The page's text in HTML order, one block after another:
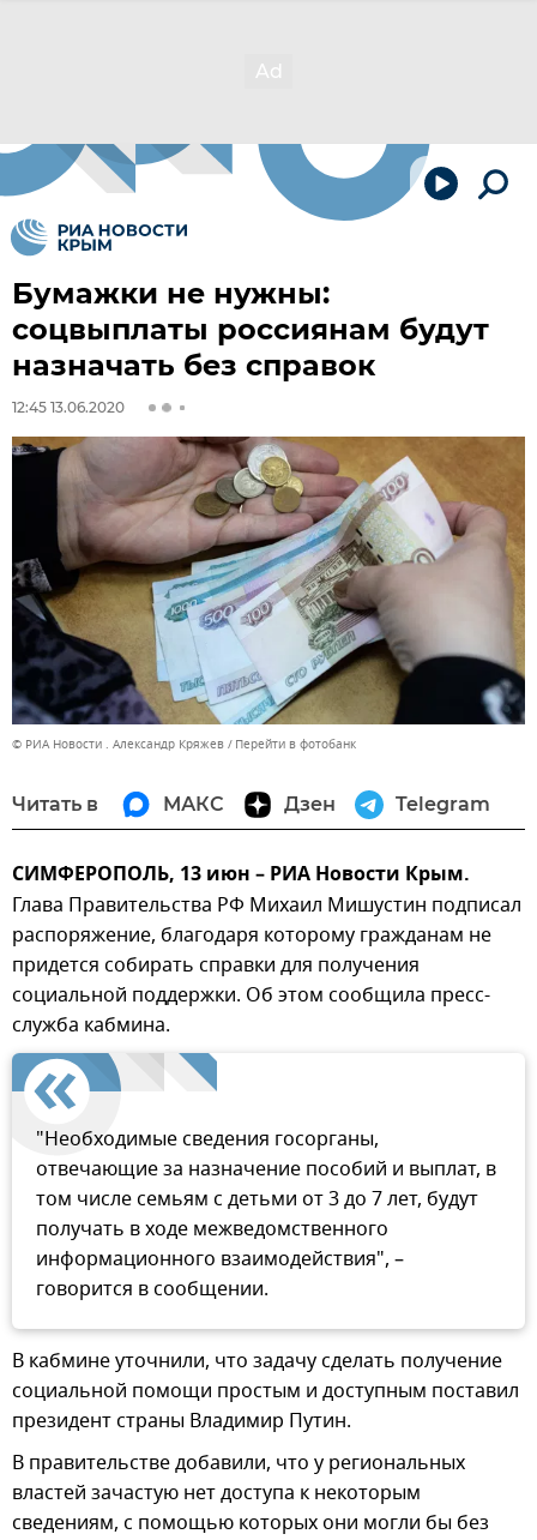
Бумажки не нужны:
соцвыплаты россиянам будут
назначать без справок
12:45 13.06.2020
© РИА Новости . Александр Кряжев Перейти в фотобанк
Читать в МАКС Дзен Telegram
СИМФЕРОПОЛЬ, 13 июн – РИА Новости Крым.
Глава Правительства РФ Михаил Мишустин подписал
распоряжение, благодаря которому гражданам не
придется собирать справки для получения
социальной поддержки. Об этом сообщила пресс-
служба кабмина.
"Необходимые сведения госорганы,
отвечающие за назначение пособий и выплат, в
том числе семьям с детьми от 3 до 7 лет, будут
получать в ходе межведомственного
информационного взаимодействия", –
говорится в сообщении.
В кабмине уточнили, что задачу сделать получение
социальной помощи простым и доступным поставил
президент страны Владимир Путин.
В правительстве добавили, что у региональных
властей зачастую нет доступа к некоторым
сведениям, с помощью которых они могли бы без